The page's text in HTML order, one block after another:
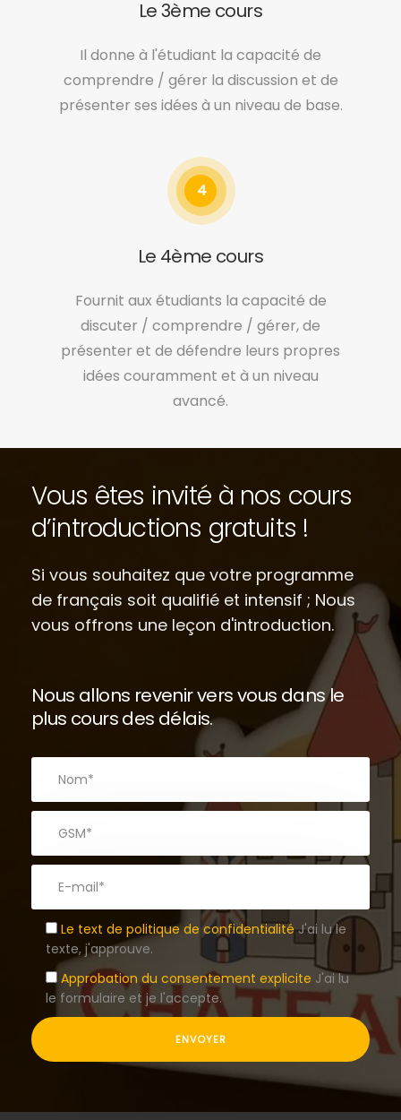
Le 3ème cours
Il donne à l'étudiant la capacité de
comprendre / gérer la discussion et de
présenter ses idées à un niveau de base.
4
Le 4ème cours
Fournit aux étudiants la capacité de
discuter / comprendre / gérer, de
présenter et de défendre leurs propres
idées couramment et à un niveau
avancé.
Vous êtes invité à nos cours
d’introductions gratuits !
Si vous souhaitez que votre programme
de français soit qualifié et intensif ; Nous
vous offrons une leçon d'introduction.
Nous allons revenir vers vous dans le
plus cours des délais.
Le text de politique de confidentialitéJ'ai lu le
texte, j'approuve.
Approbation du consentement explicite J'ai lu
le formulaire et je l'accepte.